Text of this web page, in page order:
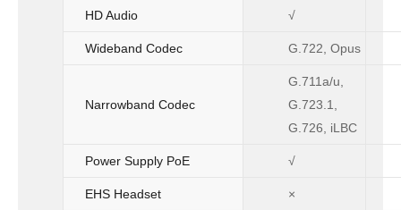
HD Audio √
Wideband Codec G.722, Opus
Narrowband Codec
G.711a/u,
G.723.1,
G.726, iLBC
Power Supply PoE √
EHS Headset ×